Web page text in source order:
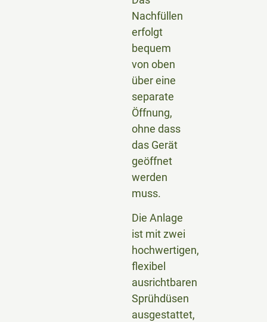
Nachfüllen
erfolgt
bequem
von oben
über eine
separate
Öffnung,
ohne dass
das Gerät
geöffnet
werden
muss.
Die Anlage
ist mit zwei
hochwertigen,
flexibel
ausrichtbaren
Sprühdüsen
ausgestattet,